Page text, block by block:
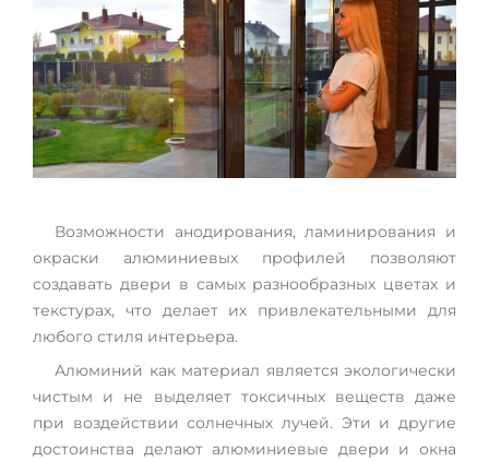
Возможности анодирования, ламинирования и
окраски алюминиевых профилей позволяют
создавать двери в самых разнообразных цветах и
текстурах, что делает их привлекательными для
любого стиля интерьера.
Алюминий как материал является экологически
чистым и не выделяет токсичных веществ даже
при воздействии солнечных лучей. Эти и другие
достоинства делают алюминиевые двери и окна